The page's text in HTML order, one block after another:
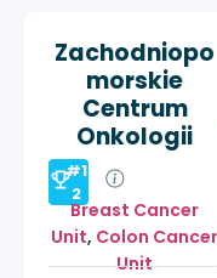
Zachodniopo
morskie
Centrum
Onkologii
#1
2
Breast Cancer
Unit, Colon Cancer
Unit